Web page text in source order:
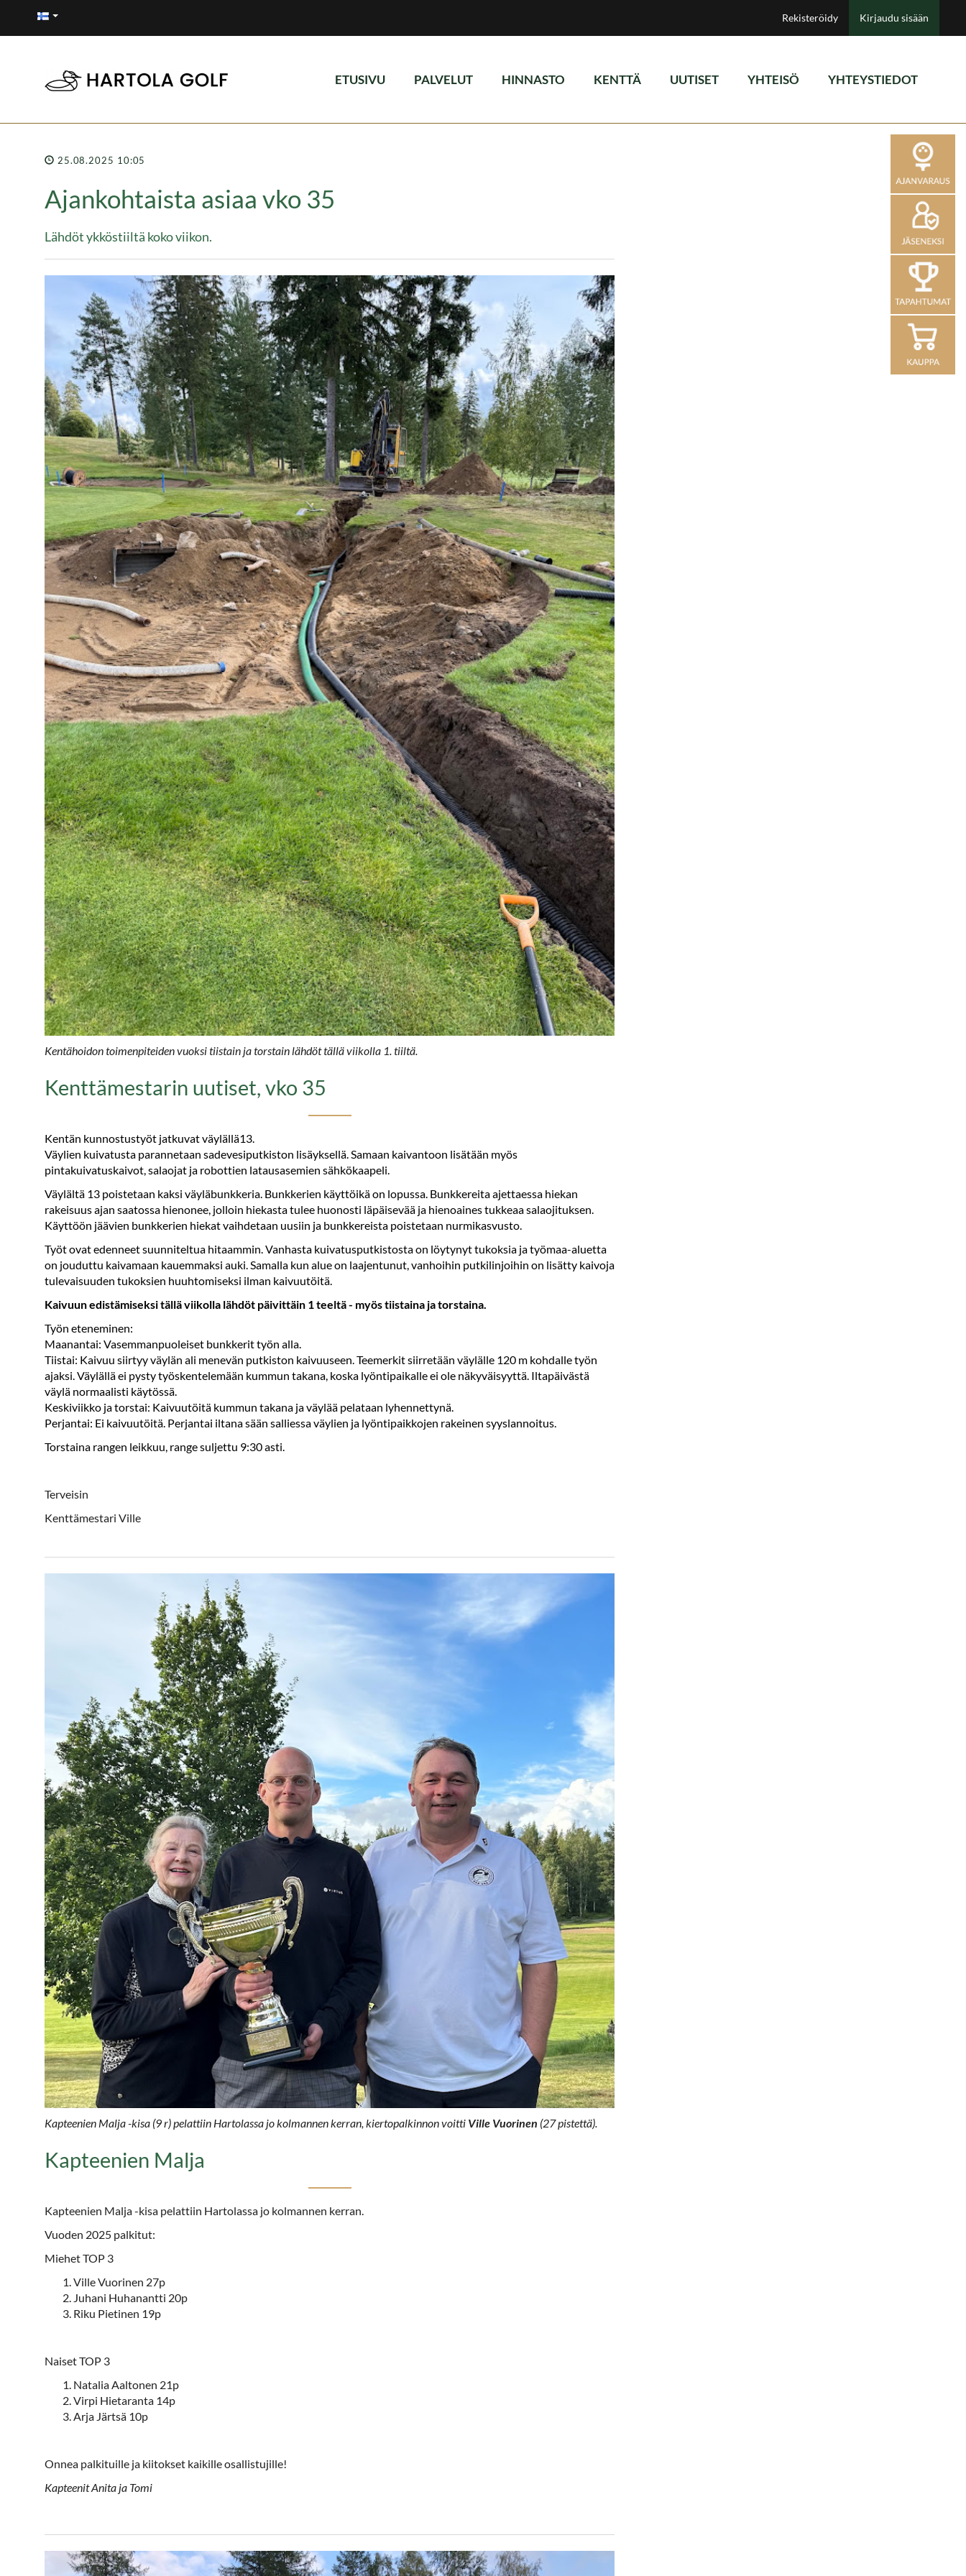
Rekisteröidy Kirjaudu sisään
ETUSIVU PALVELUT HINNASTO KENTTÄ UUTISET YHTEISÖ YHTEYSTIEDOT
25.08.2025 10:05
Ajankohtaista asiaa vko 35
Lähdöt ykköstiiltä koko viikon.
Kentähoidon toimenpiteiden vuoksi tiistain ja torstain lähdöt tällä viikolla 1. tiiltä.
Kenttämestarin uutiset, vko 35
Kentän kunnostustyöt jatkuvat väylällä13.
Väylien kuivatusta parannetaan sadevesiputkiston lisäyksellä. Samaan kaivantoon lisätään myös
pintakuivatuskaivot, salaojat ja robottien latausasemien sähkökaapeli.
Väylältä 13 poistetaan kaksi väyläbunkkeria. Bunkkerien käyttöikä on lopussa. Bunkkereita ajettaessa hiekan
rakeisuus ajan saatossa hienonee, jolloin hiekasta tulee huonosti läpäisevää ja hienoaines tukkeaa salaojituksen.
Käyttöön jäävien bunkkerien hiekat vaihdetaan uusiin ja bunkkereista poistetaan nurmikasvusto.
Työt ovat edenneet suunniteltua hitaammin. Vanhasta kuivatusputkistosta on löytynyt tukoksia ja työmaa-aluetta
on jouduttu kaivamaan kauemmaksi auki. Samalla kun alue on laajentunut, vanhoihin putkilinjoihin on lisätty kaivoja
tulevaisuuden tukoksien huuhtomiseksi ilman kaivuutöitä.
Kaivuun edistämiseksi tällä viikolla lähdöt päivittäin 1 teeltä - myös tiistaina ja torstaina.
Työn eteneminen:
Maanantai: Vasemmanpuoleiset bunkkerit työn alla.
Tiistai: Kaivuu siirtyy väylän ali menevän putkiston kaivuuseen. Teemerkit siirretään väylälle 120 m kohdalle työn
ajaksi. Väylällä ei pysty työskentelemään kummun takana, koska lyöntipaikalle ei ole näkyväisyyttä. Iltapäivästä
väylä normaalisti käytössä.
Keskiviikko ja torstai: Kaivuutöitä kummun takana ja väylää pelataan lyhennettynä.
Perjantai: Ei kaivuutöitä. Perjantai iltana sään salliessa väylien ja lyöntipaikkojen rakeinen syyslannoitus.
Torstaina rangen leikkuu, range suljettu 9:30 asti.
Terveisin
Kenttämestari Ville
Kapteenien Malja -kisa (9 r) pelattiin Hartolassa jo kolmannen kerran, kiertopalkinnon voitti Ville Vuorinen (27 pistettä).
Kapteenien Malja
Kapteenien Malja -kisa pelattiin Hartolassa jo kolmannen kerran.
Vuoden 2025 palkitut:
Miehet TOP 3
Ville Vuorinen 27p
Juhani Huhanantti 20p
Riku Pietinen 19p
Naiset TOP 3
Natalia Aaltonen 21p
Virpi Hietaranta 14p
Arja Järtsä 10p
Onnea palkituille ja kiitokset kaikille osallistujille!
Kapteenit Anita ja Tomi